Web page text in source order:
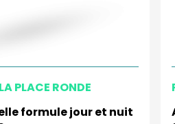
PLACE RONDE
formule jour et nuit